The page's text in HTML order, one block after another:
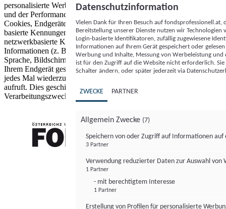
personalisierte Werbung und Inhalte, Messung von Werbeleistung
und der Performance von Inhalten sowie Zielgruppenforschung.
Cookies, Endgeräte- oder ähnliche Online-Kennungen (z. B. login-
basierte Kennungen, zufällig generierte Kennungen,
netzwerkbasierte Kennungen) können zusammen mit anderen
Informationen (z. B. Browsertyp und Browserinformationen,
Sprache, Bildschirmgröße, unterstützte Technologien usw.) auf
Ihrem Endgerät gespeichert oder von dort ausgelesen werden, um es
jedes Mal wiederzuerkennen, wenn es eine App oder einer Webseite
aufruft. Dies geschieht für einen oder mehrere der hier aufgeführten
Verarbeitungszwecke.
Datenschutzinformation
Vielen Dank für Ihren Besuch auf
Bereitstellung unserer Dienste nutzen wir Technologien
Login-basierte Identifikatoren, zufällig zugewiesene
Informationen auf Ihrem Gerät gespeichert oder
Werbung und Inhalte, Messung von Werbeleistung
ist für den Zugriff auf die Website nicht erforderlich.
Schalter ändern, oder später jederzeit via
ZWECKE PARTNER
Allgemein Zwecke (7)
Speichern von oder Zugriff auf Informationen auf
3 Partner
Verwendung reduzierter Daten zur Auswahl von
1 Partner
- mit berechtigtem Interesse
1 Partner
Erstellung von Profilen für personalisierte
FONDS professionell